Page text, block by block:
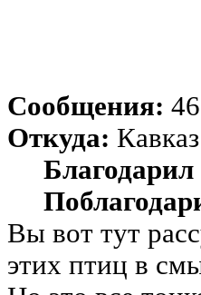
Сообщения: 46
Откуда: Кавказ
Благодарил
Вы вот тут
этих птиц в